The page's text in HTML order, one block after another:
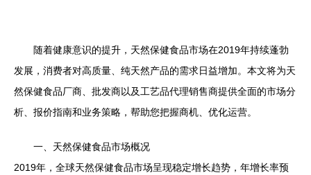
随着健康意识的提升，天然保健食品市场在2019年持续蓬勃
发展，消费者对高质量、纯天然产品的需求日益增加。本文将为天
然保健食品厂商、批发商以及工艺品代理销售商提供全面的市场分
析、报价指南和业务策略，帮助您把握商机、优化运营。
一、天然保健食品市场概况
2019年，全球天然保健食品市场呈现稳定增长趋势，年增长率预